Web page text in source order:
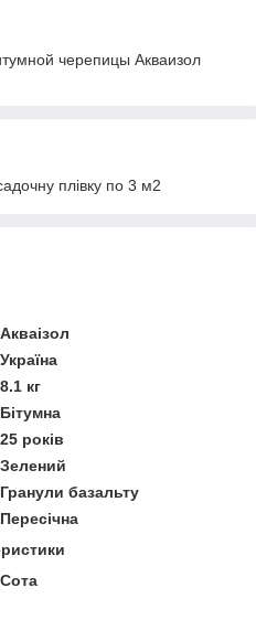
черепицы Акваизол
плівку по 3 м2
Акваізол
Україна
8.1 кг
Бітумна
25 років
Зелений
Гранули базальту
Пересічна
Сота